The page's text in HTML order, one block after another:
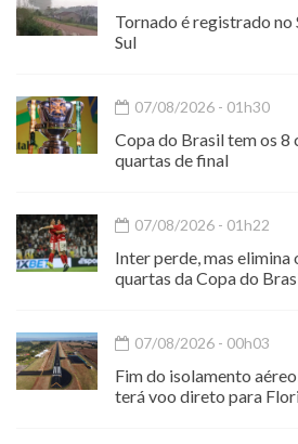
Tornado é registrado no
Sul
07/08/2026 - 01h30
Copa do Brasil tem os 8
quartas de final
07/08/2026 - 01h22
Inter perde, mas elimina
quartas da Copa do
07/08/2026 - 00h03
Fim do isolamento
terá voo direto para